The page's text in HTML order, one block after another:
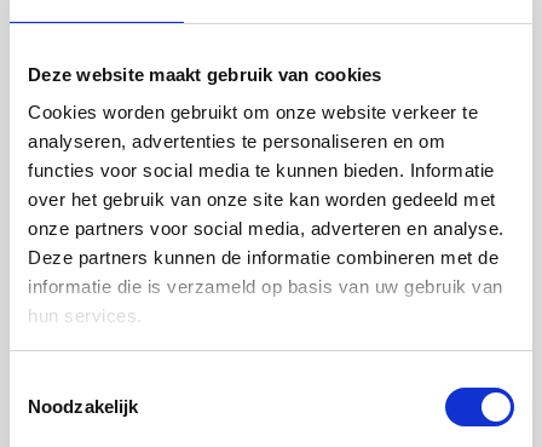
Deze website maakt gebruik van cookies
Cookies worden gebruikt om onze website verkeer te
analyseren, advertenties te personaliseren en om
functies voor social media te kunnen bieden. Informatie
over het gebruik van onze site kan worden gedeeld met
onze partners voor social media, adverteren en analyse.
Deze partners kunnen de informatie combineren met de
informatie die is verzameld op basis van uw gebruik van
hun services.
Noodzakelijk
Categorieën
WTW FILTERS
LUCHTVERWARMING FILTERS
FILTERDOEKEN / MATTEN
KEGELFILTERS - CONISCHE FILTERS